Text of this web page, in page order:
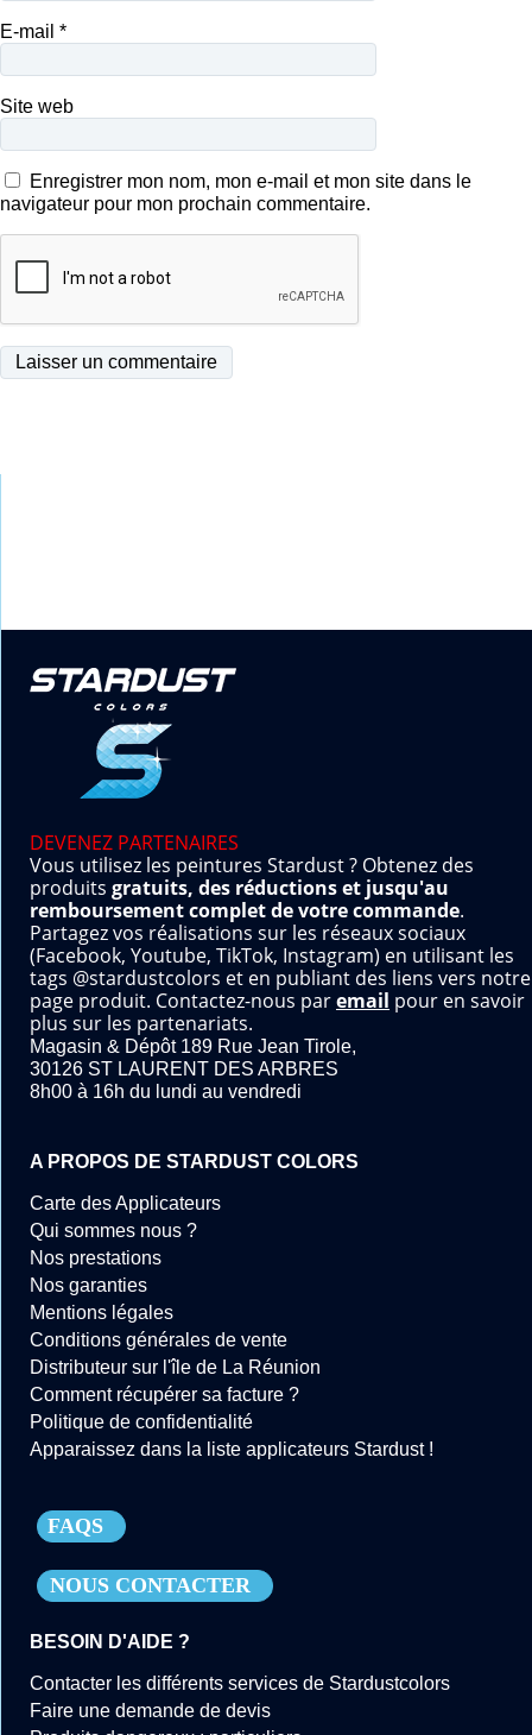
E-mail *
Site web
Enregistrer mon nom, mon e-mail et mon site dans le
navigateur pour mon prochain commentaire.
DEVENEZ PARTENAIRES
Vous utilisez les peintures Stardust ? Obtenez des
produits gratuits, des réductions et jusqu'au
remboursement complet de votre commande.
Partagez vos réalisations sur les réseaux sociaux
(Facebook, Youtube, TikTok, Instagram) en utilisant les
tags @stardustcolors et en publiant des liens vers notre
page produit. Contactez-nous paremail pour en savoir
plus sur les partenariats.
Magasin & Dépôt 189 Rue Jean Tirole,
30126 ST LAURENT DES ARBRES
8h00 à 16h du lundi au vendredi
A PROPOS DE STARDUST COLORS
Carte des Applicateurs
Qui sommes nous ?
Nos prestations
Nos garanties
Mentions légales
Conditions générales de vente
Distributeur sur l'île de La Réunion
Comment récupérer sa facture ?
Politique de confidentialité
Apparaissez dans la liste applicateurs Stardust !
FAQS
NOUS CONTACTER
BESOIN D'AIDE ?
Contacter les différents services de Stardustcolors
Faire une demande de devis